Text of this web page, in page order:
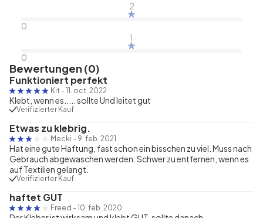
2
0
1
0
Bewertungen (0)
Funktioniert perfekt
Kit - 11. oct. 2022
Klebt, wenn es..... sollte Und leitet gut
Verifizierter Kauf
Etwas zu klebrig.
Mecki - 9. feb. 2021
Hat eine gute Haftung, fast schon ein bisschen zu viel. Muss nach
Gebrauch abgewaschen werden. Schwer zu entfernen, wenn es
auf Textilien gelangt.
Verifizierter Kauf
haftet GUT
Freed - 10. feb. 2020